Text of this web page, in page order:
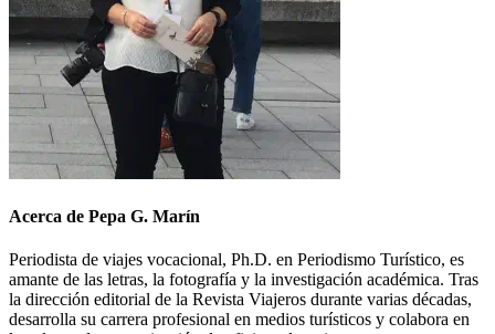
Acerca de Pepa G. Marín
Periodista de viajes vocacional, Ph.D. en Periodismo Turístico, es
amante de las letras, la fotografía y la investigación académica. Tras
la dirección editorial de la Revista Viajeros durante varias décadas,
desarrolla su carrera profesional en medios turísticos y colabora en